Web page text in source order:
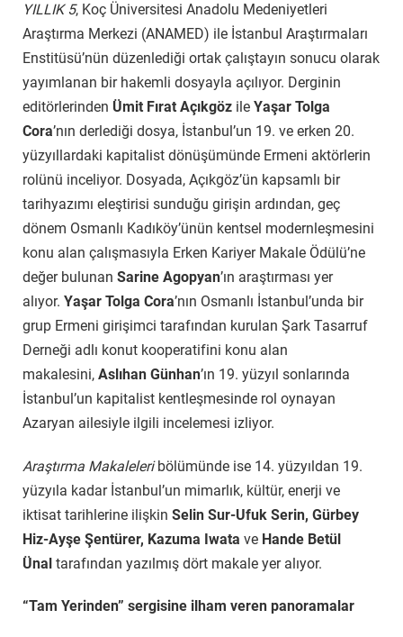
YILLIK 5, Koç Üniversitesi Anadolu Medeniyetleri
Araştırma Merkezi (ANAMED) ile İstanbul Araştırmaları
Enstitüsü’nün düzenlediği ortak çalıştayın sonucu olarak
yayımlanan bir hakemli dosyayla açılıyor. Derginin
editörlerinden Ümit Fırat Açıkgöz ile Yaşar Tolga
Cora’nın derlediği dosya, İstanbul’un 19. ve erken 20.
yüzyıllardaki kapitalist dönüşümünde Ermeni aktörlerin
rolünü inceliyor. Dosyada, Açıkgöz’ün kapsamlı bir
tarihyazımı eleştirisi sunduğu girişin ardından, geç
dönem Osmanlı Kadıköy’ünün kentsel modernleşmesini
konu alan çalışmasıyla Erken Kariyer Makale Ödülü’ne
değer bulunan Sarine Agopyan’ın araştırması yer
alıyor. Yaşar Tolga Cora’nın Osmanlı İstanbul’unda bir
grup Ermeni girişimci tarafından kurulan Şark Tasarruf
Derneği adlı konut kooperatifini konu alan
makalesini, Aslıhan Günhan’ın 19. yüzyıl sonlarında
İstanbul’un kapitalist kentleşmesinde rol oynayan
Azaryan ailesiyle ilgili incelemesi izliyor.
Araştırma Makaleleribölümünde ise 14. yüzyıldan 19.
yüzyıla kadar İstanbul’un mimarlık, kültür, enerji ve
iktisat tarihlerine ilişkin Selin Sur-Ufuk Serin, Gürbey
Hiz-Ayşe Şentürer, Kazuma Iwata ve Hande Betül
Ünal tarafından yazılmış dört makale yer alıyor.
“Tam Yerinden” sergisine ilham veren panoramalar